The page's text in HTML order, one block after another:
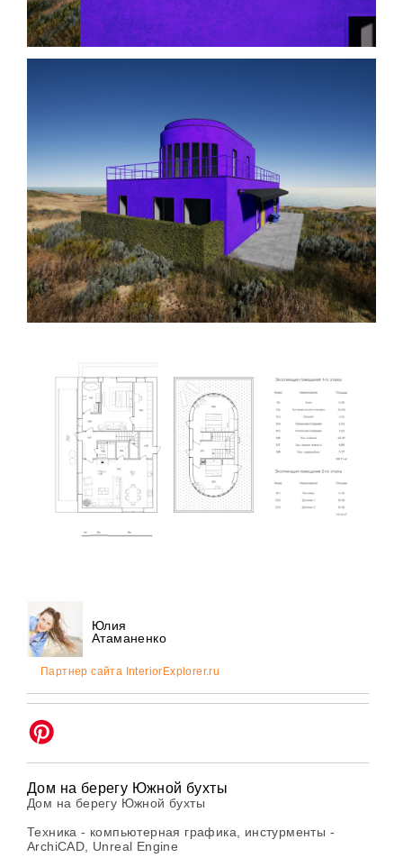
Юлия
Атаманенко
Партнер сайта InteriorExplorer.ru
Дом на берегу Южной бухты
Дом на берегу Южной бухты
Техника - компьютерная графика, инстурменты -
ArchiCAD, Unreal Engine